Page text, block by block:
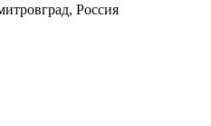
Россия